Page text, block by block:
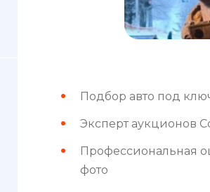
Подбор авто под
Эксперт аукционов
Профессиональная
фото